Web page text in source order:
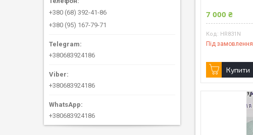
7 000 ₴
HR831N
Під замовлення
Купити
+380 (68) 392-41-86
+380 (95) 167-79-71
+380683924186
+380683924186
+380683924186